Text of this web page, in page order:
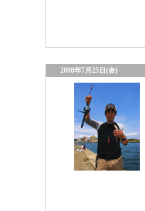
2008年7月25日(金)